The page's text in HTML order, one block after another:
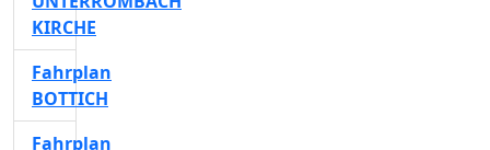
KIRCHE
Fahrplan
BOTTICH
Fahrplan